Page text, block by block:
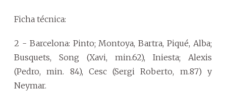
Ficha técnica:
2 - Barcelona: Pinto; Montoya, Bartra, Piqué, Alba;
Busquets, Song (Xavi, min.62), Iniesta; Alexis
(Pedro, min. 84), Cesc (Sergi Roberto, m.87) y
Neymar.